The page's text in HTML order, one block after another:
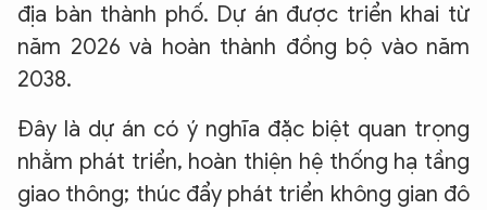
địa bàn thành phố. Dự án được triển khai từ
năm 2026 và hoàn thành đồng bộ vào năm
2038.
Đây là dự án có ý nghĩa đặc biệt quan trọng
nhằm phát triển, hoàn thiện hệ thống hạ tầng
giao thông; thúc đẩy phát triển không gian đô